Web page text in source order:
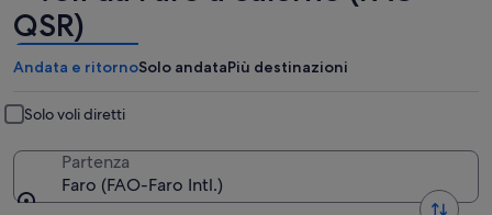
QSR)
Andata e ritornoSolo andataPiù destinazioni
Solo voli diretti
Partenza
Faro (FAO-Faro Intl.)